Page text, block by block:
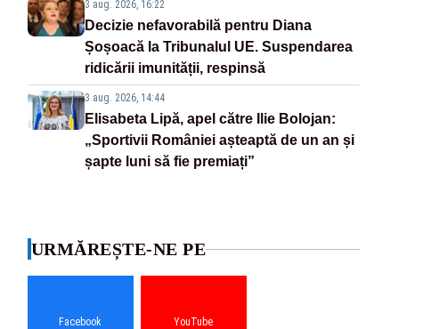
3 aug. 2026, 16:22
Decizie nefavorabilă pentru Diana
Șoșoacă la Tribunalul UE. Suspendarea
ridicării imunității, respinsă
3 aug. 2026, 14:44
Elisabeta Lipă, apel către Ilie Bolojan:
„Sportivii României așteaptă de un an și
șapte luni să fie premiați”
URMĂREȘTE-NE PE
Facebook YouTube